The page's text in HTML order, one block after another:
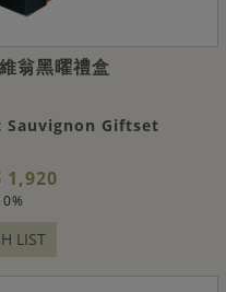
翁黑曜禮盒
Sauvignon Giftset
1,920
LIST